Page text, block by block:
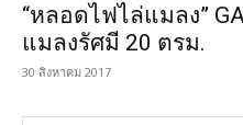
“หลอดไฟไล่แมลง”
แมลงรัศมี 20 ตรม.
30 สิงหาคม 2017